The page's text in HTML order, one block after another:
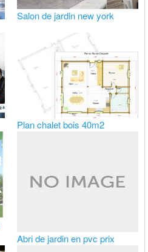
Salon de jardin new york
Plan chalet bois 40m2
Abri de jardin en pvc prix